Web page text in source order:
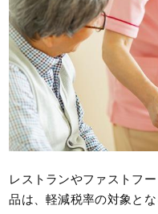
レストランやファストフ
品は、軽減税率の対象と